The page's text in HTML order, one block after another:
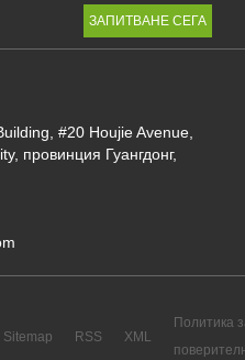
#20 Houjie Avenue,
провинция Гуангдонг,
Sitemap RSS XML
Политика